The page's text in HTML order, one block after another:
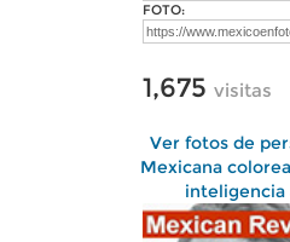
FOTO:
1,675 visitas
Ver fotos de
Mexicana
inteligencia